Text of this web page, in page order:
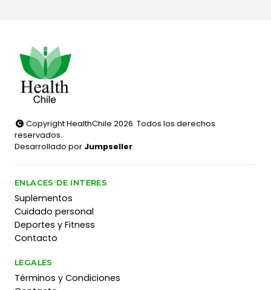
Copyright HealthChile 2026. Todos los derechos
reservados.
Desarrollado por Jumpseller.
ENLACES DE INTERES
Suplementos
Cuidado personal
Deportes y Fitness
Contacto
LEGALES
Términos y Condiciones